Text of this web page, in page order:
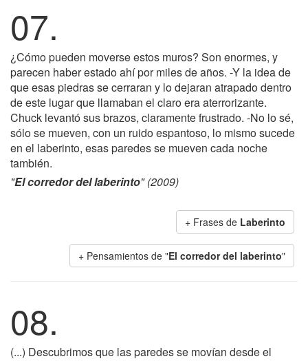
07.
¿Cómo pueden moverse estos muros? Son enormes, y
parecen haber estado ahí por miles de años. -Y la idea de
que esas piedras se cerraran y lo dejaran atrapado dentro
de este lugar que llamaban el claro era aterrorizante.
Chuck levantó sus brazos, claramente frustrado. -No lo sé,
sólo se mueven, con un ruido espantoso, lo mismo sucede
en el laberinto, esas paredes se mueven cada noche
también.
"El corredor del laberinto" (2009)
+ Frases de Laberinto
+ Pensamientos de "El corredor del laberinto"
08.
(...) Descubrimos que las paredes se movían desde el